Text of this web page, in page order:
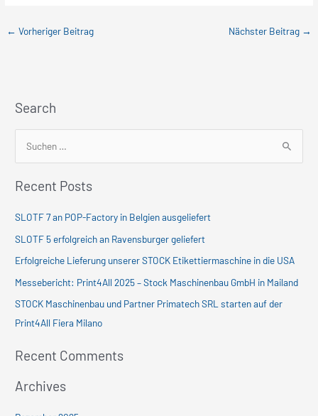
← Vorheriger Beitrag Nächster Beitrag →
Search
c
n
n
a
c
h
Recent Posts
SLOTF 7 an POP-Factory in Belgien ausgeliefert
SLOTF 5 erfolgreich an Ravensburger geliefert
Erfolgreiche Lieferung unserer STOCK Etikettiermaschine in die USA
Messebericht: Print4All 2025 – Stock Maschinenbau GmbH in Mailand
STOCK Maschinenbau und Partner Primatech SRL starten auf der
Print4All Fiera Milano
Recent Comments
Archives